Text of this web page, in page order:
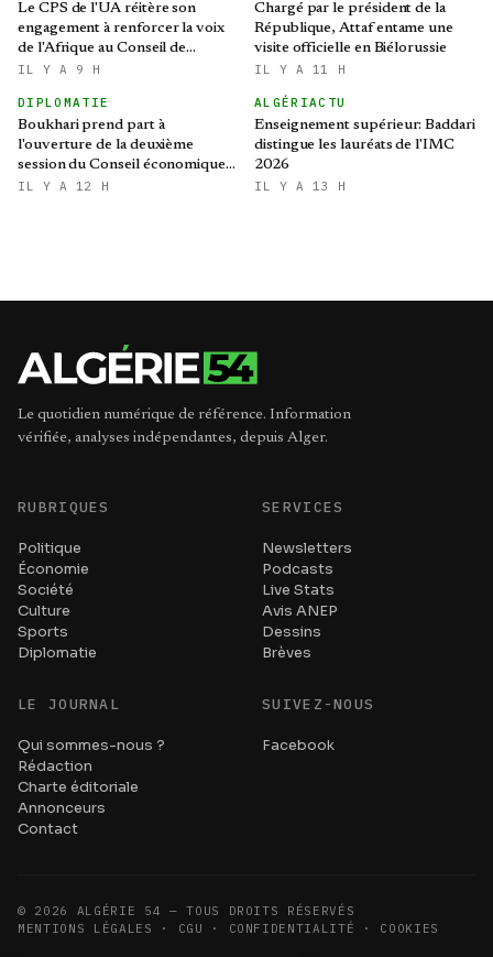
Le CPS de l'UA réitère son
engagement à renforcer la voix
de l'Afrique au Conseil de
sécurité des Nations Unies
IL Y A 9 H
Chargé par le président de la
République, Attaf entame une
visite officielle en Biélorussie
IL Y A 11 H
DIPLOMATIE
Boukhari prend part à
l'ouverture de la deuxième
session du Conseil économique,
social, culturel et
IL Y A 12 H
ALGÉRIACTU
Enseignement supérieur: Baddari
distingue les lauréats de l'IMC
2026
IL Y A 13 H
Le quotidien numérique de référence. Information
vérifiée, analyses indépendantes, depuis Alger.
RUBRIQUES
Politique
Économie
Société
Culture
Sports
Diplomatie
SERVICES
Newsletters
Podcasts
Live Stats
Avis ANEP
Dessins
Brèves
LE JOURNAL
Qui sommes-nous ?
Rédaction
Charte éditoriale
Annonceurs
Contact
SUIVEZ-NOUS
Facebook
© 2026
ALGÉRIE 54 — TOUS DROITS RÉSERVÉS
MENTIONS LÉGALES · CGU · CONFIDENTIALITÉ · COOKIES